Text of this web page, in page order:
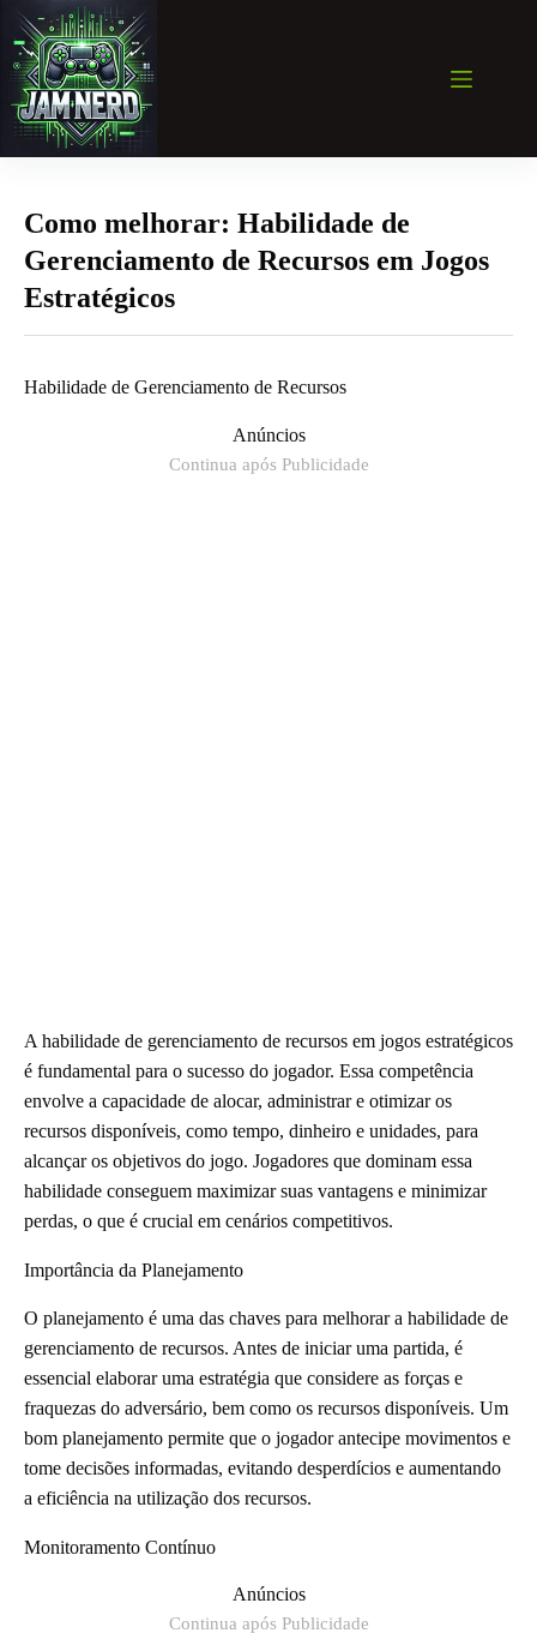
para
conteúdo
Como melhorar: Habilidade de
Gerenciamento de Recursos em Jogos
Estratégicos
Habilidade de Gerenciamento de Recursos
Anúncios
Continua após Publicidade
A habilidade de gerenciamento de recursos em jogos estratégicos
é fundamental para o sucesso do jogador. Essa competência
envolve a capacidade de alocar, administrar e otimizar os
recursos disponíveis, como tempo, dinheiro e unidades, para
alcançar os objetivos do jogo. Jogadores que dominam essa
habilidade conseguem maximizar suas vantagens e minimizar
perdas, o que é crucial em cenários competitivos.
Importância da Planejamento
O planejamento é uma das chaves para melhorar a habilidade de
gerenciamento de recursos. Antes de iniciar uma partida, é
essencial elaborar uma estratégia que considere as forças e
fraquezas do adversário, bem como os recursos disponíveis. Um
bom planejamento permite que o jogador antecipe movimentos e
tome decisões informadas, evitando desperdícios e aumentando
a eficiência na utilização dos recursos.
Monitoramento Contínuo
Anúncios
Continua após Publicidade